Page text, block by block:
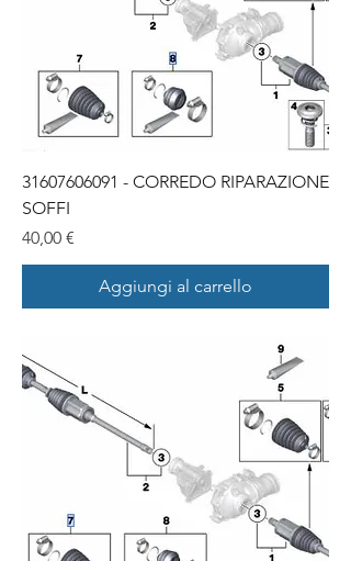
31607606091 - CORREDO RIPARAZIONE
SOFFI
Prezzo
40,00 €
Aggiungi al carrello